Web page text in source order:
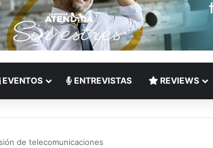
EVENTOS ENTREVISTAS REVIEWS
de telecomunicaciones